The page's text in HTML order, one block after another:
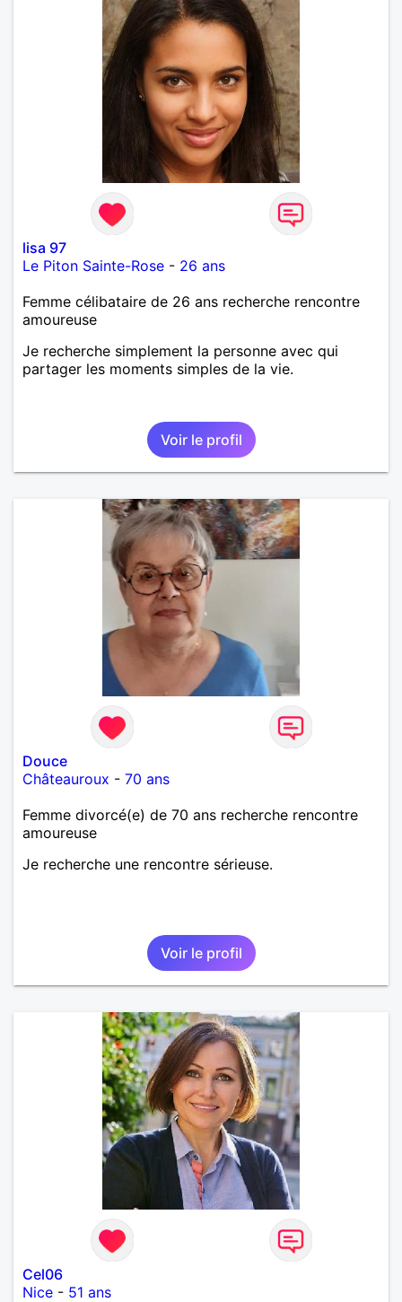
lisa 97
Le Piton Sainte-Rose - 26 ans
Femme célibataire de 26 ans recherche rencontre
amoureuse
Je recherche simplement la personne avec qui
partager les moments simples de la vie.
Voir le profil
Douce
Châteauroux - 70 ans
Femme divorcé(e) de 70 ans recherche rencontre
amoureuse
Je recherche une rencontre sérieuse.
Voir le profil
Cel06
Nice - 51 ans